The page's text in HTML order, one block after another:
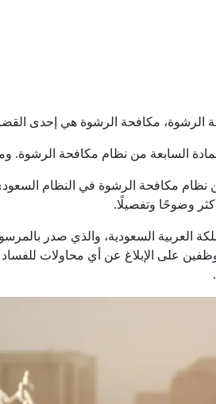
مكافحة الرشوة هي إحدى القضايا
السابعة من نظام مكافحة الرشوة.
نظام مكافحة الرشوة في النظام
وضوحًا وتفصيلًا.
على الإبلاغ عن أي محاولات
.